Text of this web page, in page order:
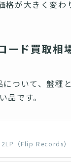
格が大きく変わ
ード買取相
ついて、盤種
品です。
（Flip Records）